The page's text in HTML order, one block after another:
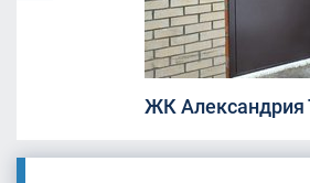
ЖК Александрия